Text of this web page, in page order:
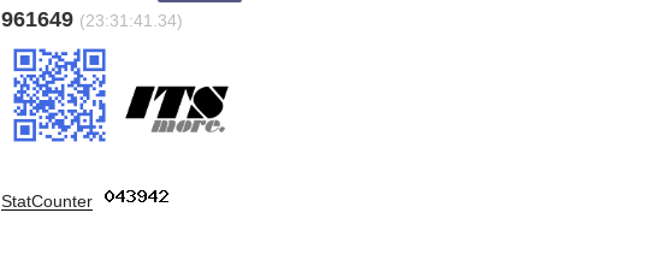
961649 (23:31:42.34)
StatCounter: